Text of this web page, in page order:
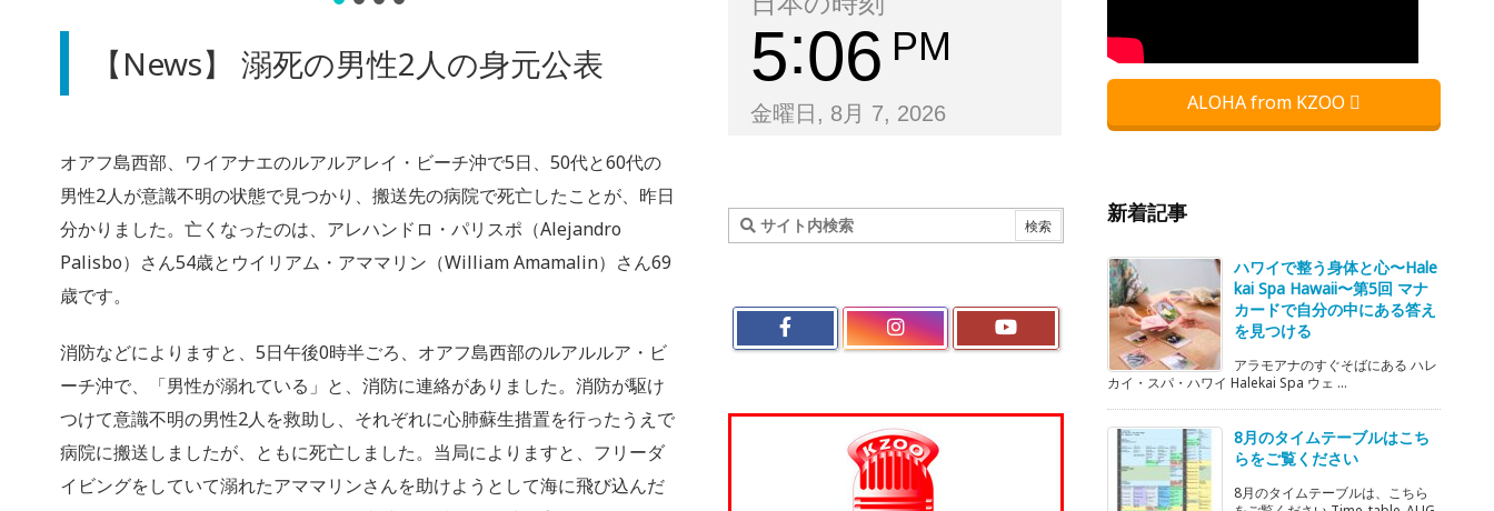
【News】 溺死の男性2人の身元公表
オアフ島西部、ワイアナエのルアルアレイ・ビーチ沖で5日、50代と60代の
男性2人が意識不明の状態で見つかり、搬送先の病院で死亡したことが、昨日
分かりました。亡くなったのは、アレハンドロ・パリスポ（Alejandro
Palisbo）さん54歳とウイリアム・アママリン（William Amamalin）さん69
歳です。
消防などによりますと、5日午後0時半ごろ、オアフ島西部のルアルルア・ビ
ーチ沖で、「男性が溺れている」と、消防に連絡がありました。消防が駆け
つけて意識不明の男性2人を救助し、それぞれに心肺蘇生措置を行ったうえで
病院に搬送しましたが、ともに死亡しました。当局によりますと、フリーダ
イビングをしていて溺れたアママリンさんを助けようとして海に飛び込んだ
5 06 PM
金曜日, 8月 7, 2026 ALOHA from KZOO
新着記事
ハワイで整う身体と心〜Hale
kai Spa Hawaii〜第5回 マナ
カードで自分の中にある答え
を見つける
アラモアナのすぐそばにある ハレ
カイ・スパ・ハワイ Halekai Spa ウェ ...
8月のタイムテーブルはこち
らをご覧ください
8月のタイムテーブルは、こちら